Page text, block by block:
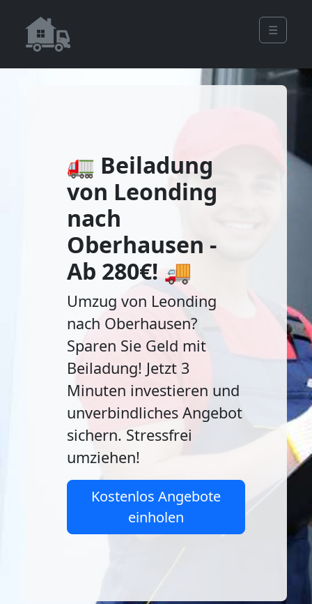
☰
🚛 Beiladung
von Leonding
nach
Oberhausen -
Ab 280€! 🚚
Umzug von Leonding
nach Oberhausen?
Sparen Sie Geld mit
Beiladung! Jetzt 3
Minuten investieren und
unverbindliches Angebot
sichern. Stressfrei
umziehen!
Kostenlos Angebote
einholen